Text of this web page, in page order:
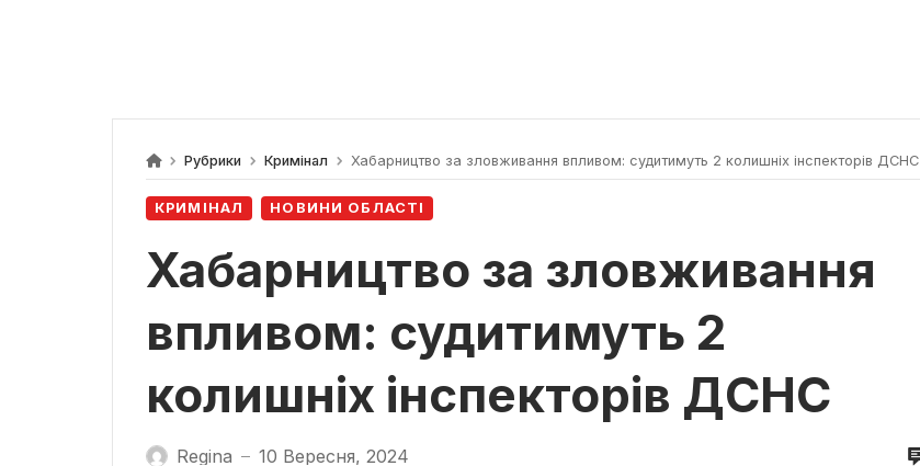
Рубрики Кримінал Хабарництво за зловживання впливом: судитимуть 2 колишніх інспекторів ДСНС
КРИМІНАЛ НОВИНИ ОБЛАСТІ
Хабарництво за зловживання
впливом: судитимуть 2
колишніх інспекторів ДСНС
Regina — 10 Вересня, 2024